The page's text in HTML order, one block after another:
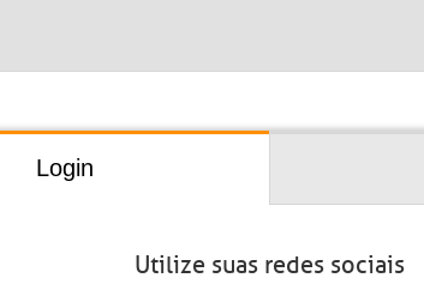
Login
Utilize suas redes sociais